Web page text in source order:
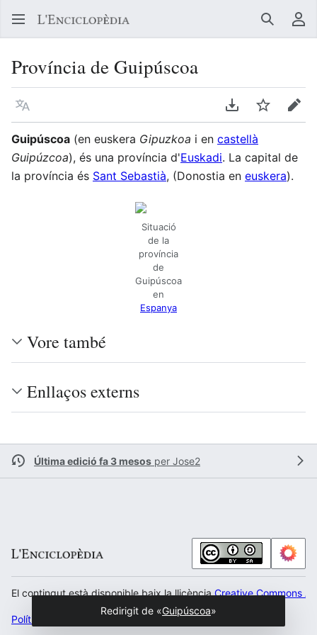
Buscar
Província de Guipúscoa
Llegir en un atre idioma Descarregar en
Vigilar
Guipúscoa (en euskera Gipuzkoa i en castellà
Guipúzcoa), és una província d'Euskadi. La capital de
la província és Sant Sebastià, (Donostia en euskera).
Situació
de la
província
de
Guipúscoa
en
Espanya
Vore també
Enllaços externs
Última edició fa 3 mesos per Jose2
El contingut està disponible baix la llicènciaCreative Commons
Política de privacitat Escritori
Redirigit de «Guipúscoa»